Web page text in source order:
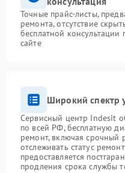
Точные прайс-листы,
ремонта, отсутствие
бесплатной
сайте
Широкий спектр
Сервисный центр Indesit
по всей РФ, бесплатную
ремонт, включая срочный
отслеживать статус
предоставляется
продления срока службы